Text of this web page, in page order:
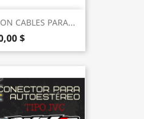
CABLES PARA...
$